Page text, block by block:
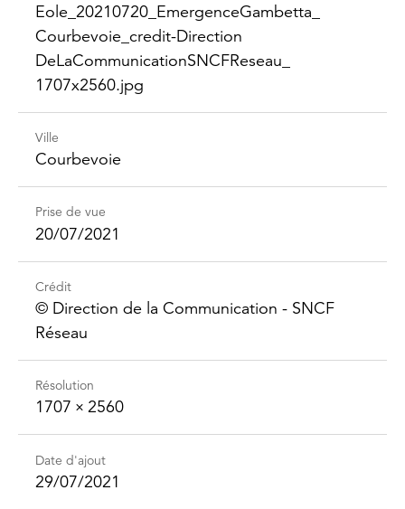
Eole_​20210720_​Emergence​Gambetta_​
Courbevoie_​credit-​Direction​
DeLaCommunication​SNCFReseau_​
1707x2560.jpg
Ville
Courbevoie
Prise de vue
20/07/2021
Crédit
©️ Direction de la Communication - SNCF
Réseau
Résolution
1707 × 2560
Date d'ajout
29/07/2021